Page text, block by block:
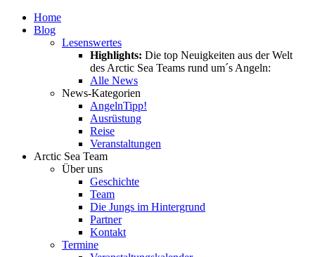
Home
Blog
Lesenswertes
Highlights: Die top Neuigkeiten aus der Welt
des Arctic Sea Teams rund um´s Angeln:
Alle News
News-Kategorien
AngelnTipp!
Ausrüstung
Reise
Veranstaltungen
Arctic Sea Team
Über uns
Geschichte
Team
Die Jungs im Hintergrund
Partner
Kontakt
Termine